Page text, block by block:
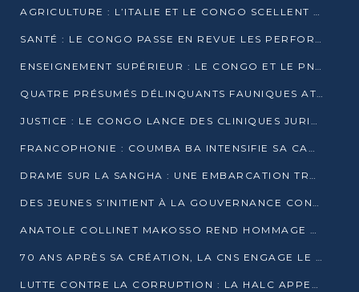
AGRICULTURE : L’ITALIE ET LE CONGO SCELLENT UN PARTENARIAT POUR UNE PRODUCTION LOCALE DURABLE
SANTÉ : LE CONGO PASSE EN REVUE LES PERFORMANCES DE SES HÔPITAUX À MI-PARCOURS
ENSEIGNEMENT SUPÉRIEUR : LE CONGO ET LE PNUD VEULENT RAPPROCHER LA FORMATION UNIVERSITAIRE DES BESOINS DU MARCHÉ DE L’EMPLOI
QUATRE PRÉSUMÉS DÉLINQUANTS FAUNIQUES ATTENDUS DEVANT LA JUSTICE POUR TRAFIC D’IVOIRE
JUSTICE : LE CONGO LANCE DES CLINIQUES JURIDIQUES POUR RAPPROCHER LE DROIT DES CITOYENS
FRANCOPHONIE : COUMBA BA INTENSIFIE SA CAMPAGNE POUR LA SUCCESSION À LA TÊTE DE L’OIF
DRAME SUR LA SANGHA : UNE EMBARCATION TRANSPORTANT DES FIDÈLES DE « NZAMBÉ YA L’HUILE » FAIT NAUFRAGE À OUESSO
DES JEUNES S’INITIENT À LA GOUVERNANCE CONTINENTALE À BRAZZAVILLE
ANATOLE COLLINET MAKOSSO REND HOMMAGE À JEAN-PAUL PIGASSE
70 ANS APRÈS SA CRÉATION, LA CNS ENGAGE LE VIRAGE DE LA DIGITALISATION
LUTTE CONTRE LA CORRUPTION : LA HALC APPELLE À PASSER DES DISCOURS AUX ACTES